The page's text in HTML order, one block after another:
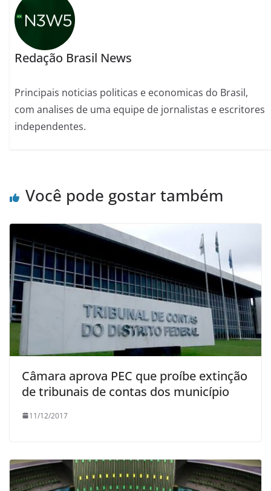
Redação Brasil News
Principais noticias politicas e economicas do Brasil,
com analises de uma equipe de jornalistas e escritores
independentes.
Você pode gostar também
Câmara aprova PEC que proíbe extinção
de tribunais de contas dos município
11/12/2017